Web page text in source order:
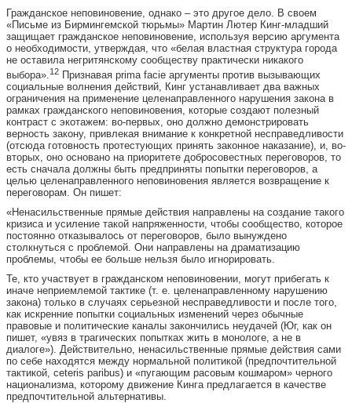
Гражданское неповиновение, однако – это другое дело. В своем
«Письме из Бирмингемской тюрьмы» Мартин Лютер Кинг-младший
защищает гражданское неповиновение, используя версию аргумента
о необходимости, утверждая, что «белая властная структура города
не оставила негритянскому сообществу практически никакого
выбора». 12 Признавая prima facie аргументы против вызывающих
социальные волнения действий, Кинг устанавливает два важных
ограничения на применение целенаправленного нарушения закона в
рамках гражданского неповиновения, которые создают полезный
контраст с экотажем: во-первых, оно должно демонстрировать
верность закону, привлекая внимание к конкретной несправедливости
(отсюда готовность протестующих принять законное наказание), и, во-
вторых, оно основано на приоритете добросовестных переговоров, то
есть сначала должны быть предприняты попытки переговоров, а
целью целенаправленного неповиновения является возвращение к
переговорам. Он пишет:
«Ненасильственные прямые действия направлены на создание такого
кризиса и усиление такой напряженности, чтобы сообщество, которое
постоянно отказывалось от переговоров, было вынуждено
столкнуться с проблемой. Они направлены на драматизацию
проблемы, чтобы ее больше нельзя было игнорировать.
Те, кто участвует в гражданском неповиновении, могут прибегать к
иначе неприемлемой тактике (т. е. целенаправленному нарушению
закона) только в случаях серьезной несправедливости и после того,
как искренние попытки социальных изменений через обычные
правовые и политические каналы закончились неудачей (Юг, как он
пишет, «увяз в трагических попытках жить в монологе, а не в
диалоге»). Действительно, ненасильственные прямые действия сами
по себе находятся между нормальной политикой (предпочтительной
тактикой, ceteris paribus) и «пугающим расовым кошмаром» черного
национализма, которому движение Кинга предлагается в качестве
предпочтительной альтернативы.